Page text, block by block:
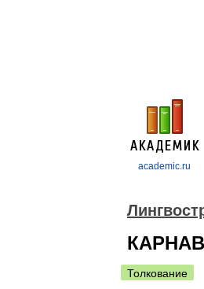
academic.ru
Толкование